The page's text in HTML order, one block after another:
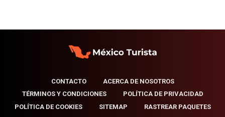
CONTACTO
ACERCA DE NOSOTROS
TÉRMINOS Y CONDICIONES
POLÍTICA DE PRIVACIDAD
POLÍTICA DE COOKIES
SITEMAP RASTREAR PAQUETES